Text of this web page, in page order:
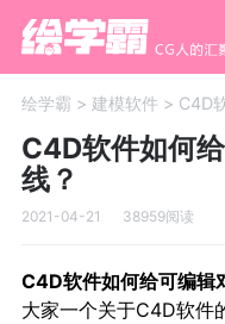
绘学霸 > 建模软件 > C4D
C4D软件如何
线？
2021-04-21 38959阅读
C4D软件如何给可编辑
大家一个关于C4D软件